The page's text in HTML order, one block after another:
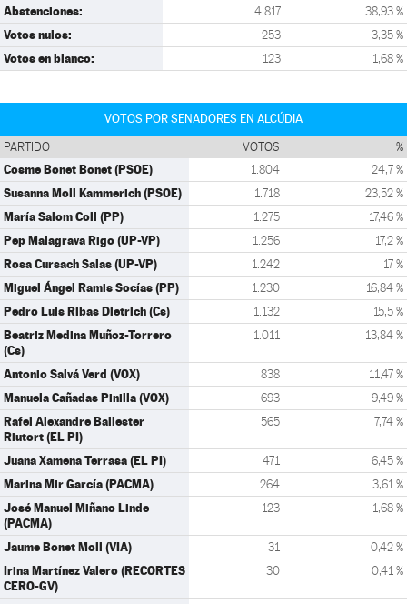
Abstenciones: 4.817 38,93 %
Votos nulos: 253 3,35 %
Votos en blanco: 123 1,68 %
VOTOS POR SENADORES EN ALCÚDIA
PARTIDO VOTOS %
Cosme Bonet Bonet (PSOE) 1.804 24,7 %
Susanna Moll Kammerich (PSOE) 1.718 23,52 %
María Salom Coll (PP) 1.275 17,46 %
Pep Malagrava Rigo (UP-VP) 1.256 17,2 %
Rosa Cursach Salas (UP-VP) 1.242 17 %
Miguel Ángel Ramis Socías (PP) 1.230 16,84 %
Pedro Luis Ribas Dietrich (Cs) 1.132 15,5 %
Beatriz Medina Muñoz-Torrero
(Cs)
1.011 13,84 %
Antonio Salvá Verd (VOX) 838 11,47 %
Manuela Cañadas Pinilla (VOX) 693 9,49 %
Rafel Alexandre Ballester
Riutort (EL PI)
565 7,74 %
Juana Xamena Terrasa (EL PI) 471 6,45 %
Marina Mir García (PACMA) 264 3,61 %
José Manuel Miñano Linde
(PACMA)
123 1,68 %
Jaume Bonet Moll (VIA) 31 0,42 %
Irina Martínez Valero (RECORTES
CERO-GV)
30 0,41 %